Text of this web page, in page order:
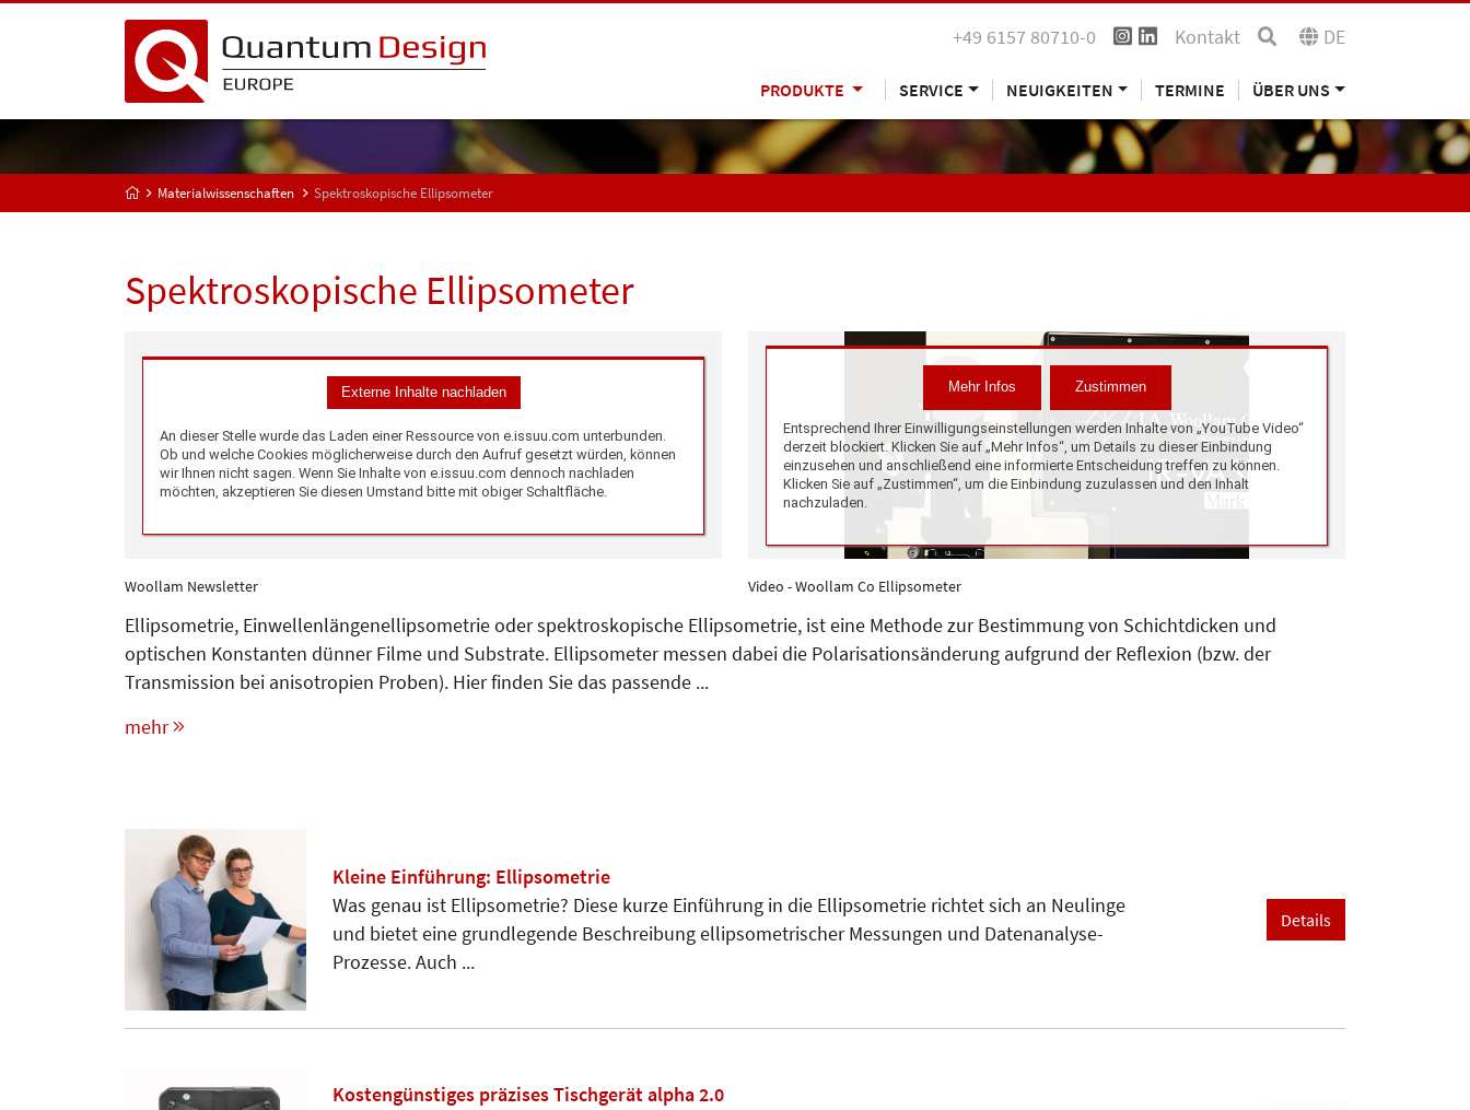
+49 6157 80710-0 Kontakt DE
PRODUKTE SERVICE NEUIGKEITEN TERMINE ÜBER UNS
Materialwissenschaften Spektroskopische Ellipsometer
Spektroskopische Ellipsometer
Woollam Newsletter Video - Woollam Co Ellipsometer
Ellipsometrie, Einwellenlängenellipsometrie oder spektroskopische Ellipsometrie, ist eine Methode zur Bestimmung von Schichtdicken und
optischen Konstanten dünner Filme und Substrate. Ellipsometer messen dabei die Polarisationsänderung aufgrund der Reflexion (bzw. der
Transmission bei anisotropien Proben). Hier finden Sie das passende ...
mehr
Kleine Einführung: Ellipsometrie
Was genau ist Ellipsometrie? Diese kurze Einführung in die Ellipsometrie richtet sich an Neulinge
und bietet eine grundlegende Beschreibung ellipsometrischer Messungen und Datenanalyse-
Prozesse. Auch ...
Details
Kostengünstiges präzises Tischgerät alpha 2.0